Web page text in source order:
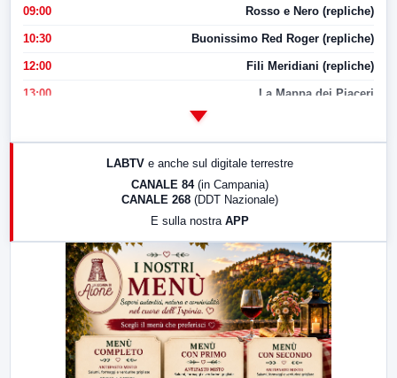
09:00 Rosso e Nero (repliche)
10:30 Buonissimo Red Roger (repliche)
12:00 Fili Meridiani (repliche)
13:00 La Mappa dei Piaceri
LabNews (replica)
LABTV e anche sul digitale terrestre
CANALE 84 (in Campania)
CANALE 268 (DDT Nazionale)
E sulla nostra APP